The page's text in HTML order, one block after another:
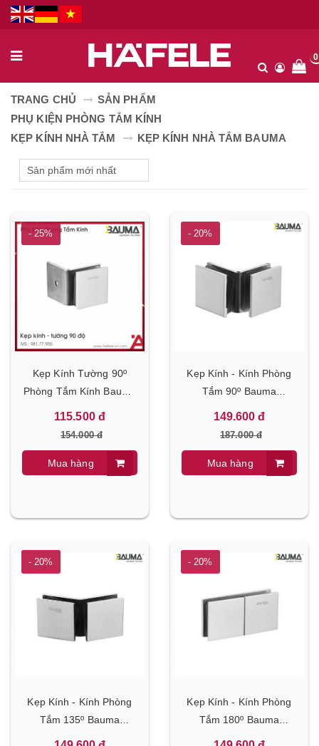
0
TRANG CHỦ
SẢN PHẨM
PHỤ KIỆN PHÒNG TẮM KÍNH
KẸP KÍNH NHÀ TẮM
KẸP KÍNH NHÀ TẮM BAUMA
- 25%
Kẹp Kính Tường 90º
Phòng Tắm Kính Bauma
981.77.955
115.500 đ
154.000 đ
Mua hàng
- 20%
Kẹp Kính - Kính Phòng
Tắm 90º Bauma
981.77.961
149.600 đ
187.000 đ
Mua hàng
- 20%
Kẹp Kính - Kính Phòng
Tắm 135º Bauma
981.77.959
- 20%
Kẹp Kính - Kính Phòng
Tắm 180º Bauma
981.77.957